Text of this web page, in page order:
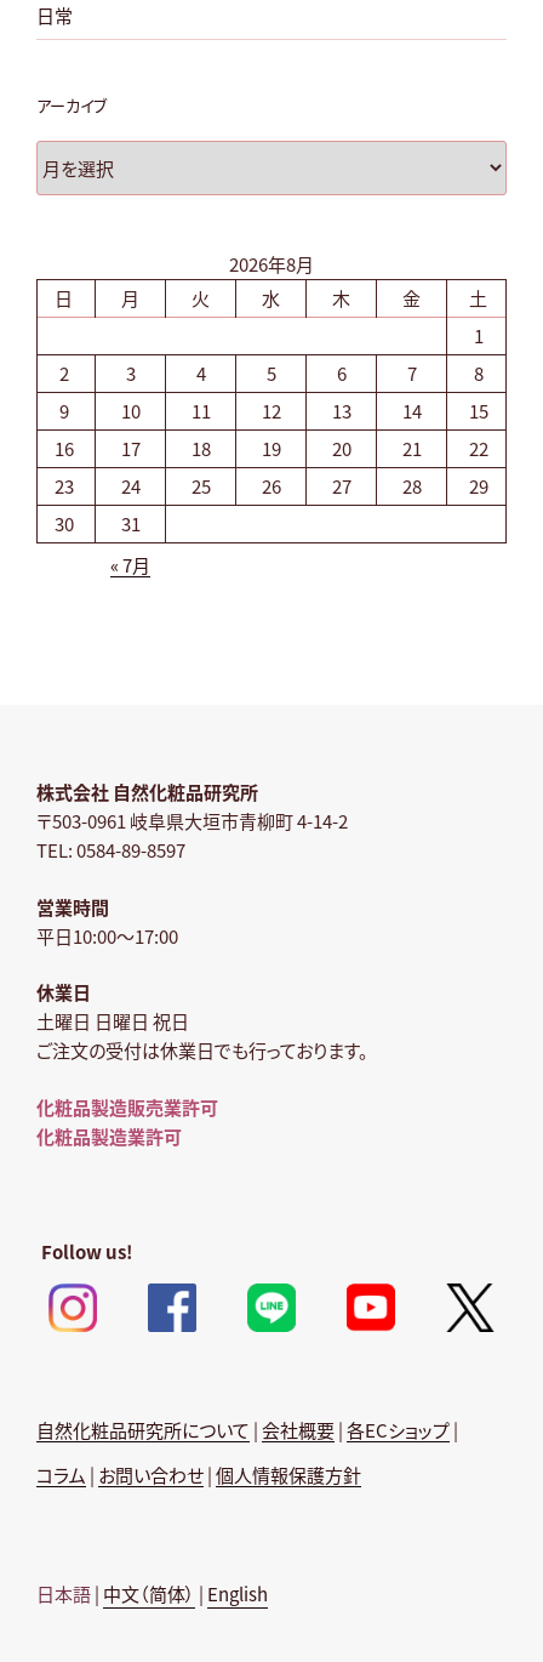
日常
アーカイブ
ー
2026年8月
日
月 火 水 木 金
土
1
2
3 4 5 6 7
8
9
10 11 12 13 14
15
16
17 18 19 20 21
22
23
24 25 26 27 28
29
30
31
« 7月
株式会社 自然化粧品研究所
〒503-0961 岐阜県大垣市青柳町 4-14-2
TEL: 0584-89-8597
営業時間
平日10:00～17:00
休業日
土曜日 日曜日 祝日
ご注文の受付は休業日でも行っております。
化粧品製造販売業許可
化粧品製造業許可
Follow us!
自然化粧品研究所について |会社概要|各ECショップ|
コラム | お問い合わせ|個人情報保護方針
日本語| 中文（简体） | English